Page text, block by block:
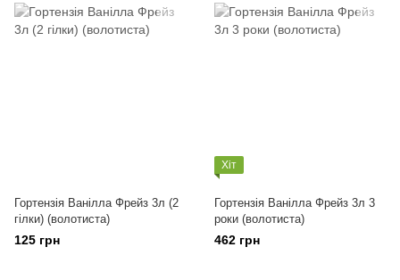
Гортензія Ванілла Фрейз 3л (2
гілки) (волотиста)
125 грн
Хіт
Гортензія Ванілла Фрейз 3л 3
роки (волотиста)
462 грн